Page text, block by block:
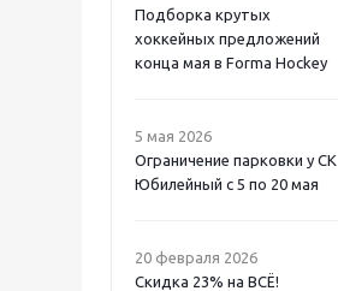
Подборка крутых
хоккейных предложений
конца мая в Forma Hockey
5 мая 2026
Ограничение парковки у СК
Юбилейный с 5 по 20 мая
20 февраля 2026
Скидка 23% на ВСË!